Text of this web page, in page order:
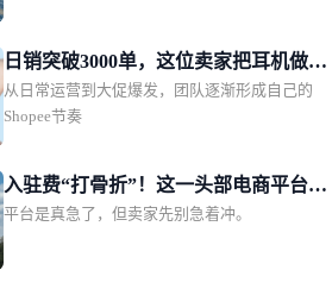
日销突破3000单，这位卖家把耳机做成
了东南亚年轻人的时尚单品
从日常运营到大促爆发，团队逐渐形成自己的
Shopee节奏
入驻费“打骨折”！这一头部电商平台急
需中国卖家回血
平台是真急了，但卖家先别急着冲。